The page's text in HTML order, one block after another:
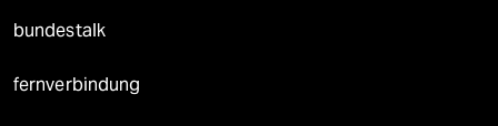
bundestalk
fernverbindung